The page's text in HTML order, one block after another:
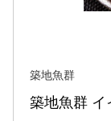
築地魚群
築地魚群 イ